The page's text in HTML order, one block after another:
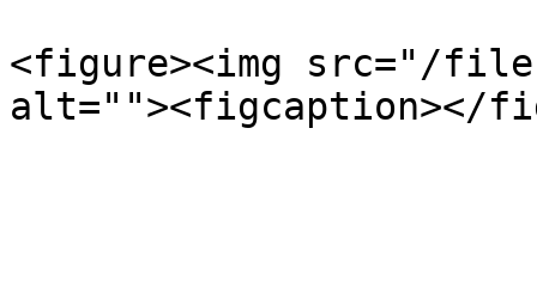
<figure><img src="/